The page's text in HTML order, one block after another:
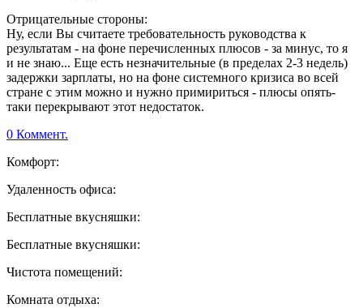
Отрицательные стороны:
Ну, если Вы считаете требовательность руководства к
результатам - на фоне перечисленных плюсов - за минус, то я
и не знаю... Еще есть незначительные (в пределах 2-3 недель)
задержки зарплаты, но на фоне системного кризиса во всей
стране с этим можно и нужно примириться - плюсы опять-
таки перекрывают этот недостаток.
0 Коммент.
Комфорт:
Удаленность офиса:
Бесплатные вкусняшки:
Бесплатные вкусняшки:
Чистота помещений:
Комната отдыха: